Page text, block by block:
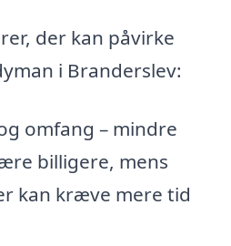
der kan påvirke
i Branderslev:
omfang – mindre
billigere, mens
kan kræve mere tid